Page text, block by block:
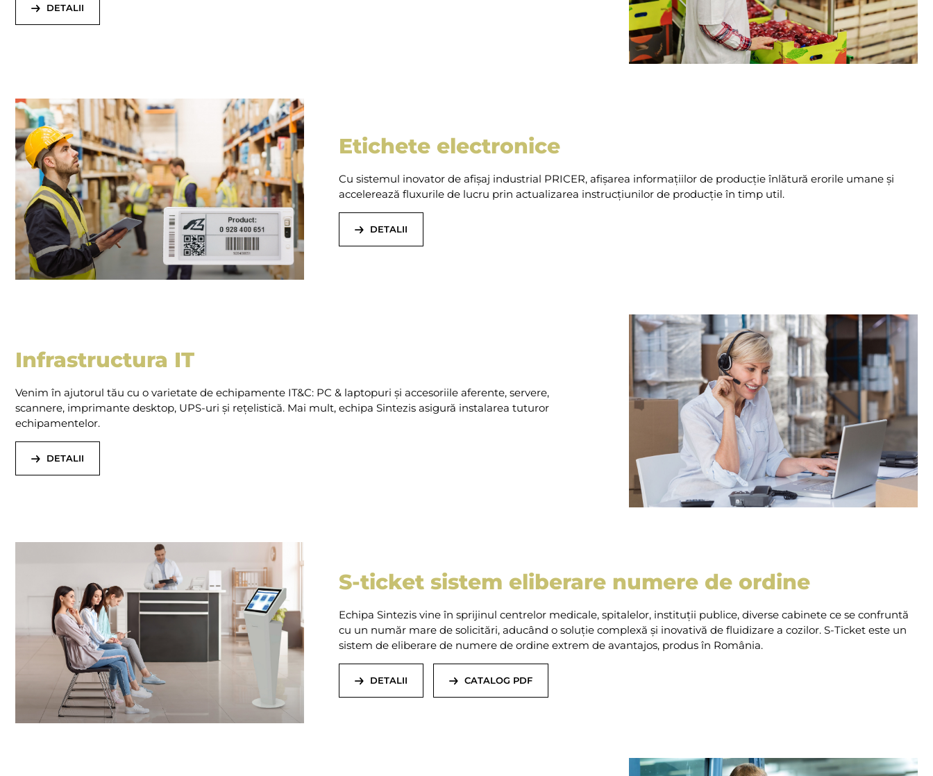
DETALII
Etichete electronice
Cu sistemul inovator de afișaj industrial PRICER, afișarea informațiilor de producție înlătură erorile umane și
accelerează fluxurile de lucru prin actualizarea instrucțiunilor de producție în timp util.
DETALII
Infrastructura IT
Venim în ajutorul tău cu o varietate de echipamente IT&C: PC & laptopuri și accesoriile aferente, servere,
scannere, imprimante desktop, UPS-uri și rețelistică. Mai mult, echipa Sintezis asigură instalarea tuturor
echipamentelor.
DETALII
S-ticket sistem eliberare numere de ordine
Echipa Sintezis vine în sprijinul centrelor medicale, spitalelor, instituții publice, diverse cabinete ce se confruntă
cu un număr mare de solicitări, aducând o soluție complexă și inovativă de fluidizare a cozilor. S-Ticket este un
sistem de eliberare de numere de ordine extrem de avantajos, produs în România.
DETALII CATALOG PDF